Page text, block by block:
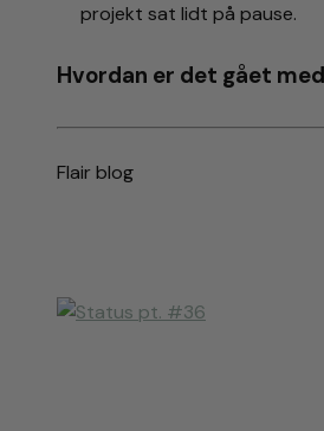
projekt sat lidt på pause.
Hvordan er det gået
Flair blog